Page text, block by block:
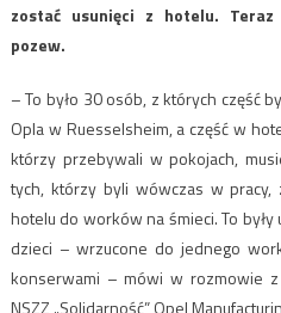
zostać usunięci z hotelu.
pozew.
– To było 30 osób, z których część
Opla w Ruesselsheim, a część w
którzy przebywali w pokojach,
tych, którzy byli wówczas w pracy,
hotelu do worków na śmieci. To
dzieci – wrzucone do jednego
konserwami – mówi w rozmowie